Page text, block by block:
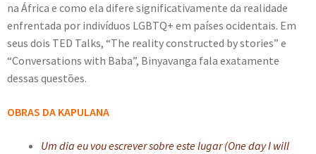
na África e como ela difere significativamente da realidade
enfrentada por indivíduos LGBTQ+ em países ocidentais. Em
seus dois TED Talks, “The reality constructed by stories” e
“Conversations with Baba”, Binyavanga fala exatamente
dessas questões.
OBRAS DA KAPULANA
Um dia eu vou escrever sobre este lugar (One day I will